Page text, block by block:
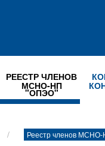
РЕЕСТР ЧЛЕНОВ
МСНО-НП
"ОПЭО"
Реестр членов